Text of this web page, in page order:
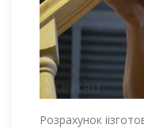
Розрахунок